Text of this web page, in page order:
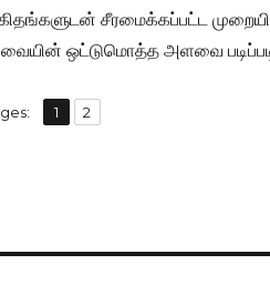
சீரமைக்கப்பட்ட
ஒட்டுமொத்த அளவை
Page
1 ,
Page
2